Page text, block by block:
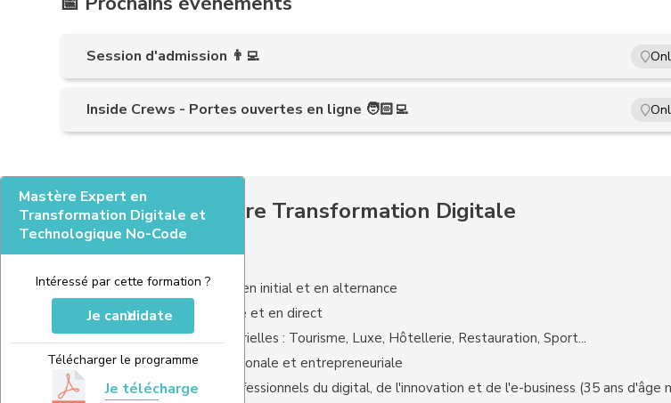
Session d'admission 👨‍💻
Inside Crews - Portes ouvertes en ligne 🧑🏻‍💻
Mastère Expert en
Transformation Digitale et
Technologique No-Code
Intéressé par cette formation ?
Je candidate
Télécharger le programme
Je télécharge
Les plus du Mastère Transformation Digitale
Mastère accessible en initial et en alternance
Des cours à distance et en direct
Spécialisation sectorielles : Tourisme, Luxe, Hôtellerie, Restauration, Sport...
Orientation internationale et entrepreneuriale
60 intervenants professionnels du digital, de l'innovation et de l'e-business (35 ans d'âge